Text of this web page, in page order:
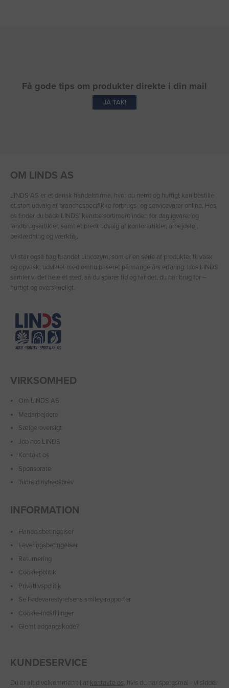
Få gode tips om produkter direkte i din mail
JA TAK!
OM LINDS AS
LINDS AS er et dansk handelsfirma, hvor du nemt og hurtigt kan bestille
et stort udvalg af branchespecifikke forbrugs- og servicevarer online. Hos
os finder du både LINDS′ kendte sortiment inden for dagligvarer og
landbrugsartikler, samt et bredt udvalg af kontorartikler, arbejdstøj,
beklædning og værktøj.
Vi står også bag brandet Lincozym, som er en serie af produkter til vask
og opvask, udviklet med omhu baseret på mange års erfaring. Hos LINDS
samler vi det hele ét sted, så du sparer tid og får det, du har brug for –
hurtigt og overskueligt.
VIRKSOMHED
Om LINDS AS
Medarbejdere
Sælgeroversigt
Job hos LINDS
Kontakt os
Sponsorater
Tilmeld nyhedsbrev
INFORMATION
Handelsbetingelser
Leveringsbetingelser
Returnering
Cookiepolitik
Privatlivspolitik
Se Fødevarestyrelsens smiley-rapporter
Cookie-indstillinger
Glemt adgangskode?
KUNDESERVICE
Du er altid velkommen til at kontakte os, hvis du har spørgsmål - vi sidder